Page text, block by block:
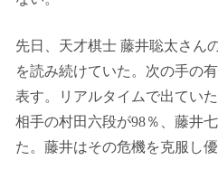
先日、天才棋士 藤井聡太さん
を読み続けていた。次の手の
表す。リアルタイムで出てい
相手の村田六段が98％、藤井
た。藤井はその危機を克服し優